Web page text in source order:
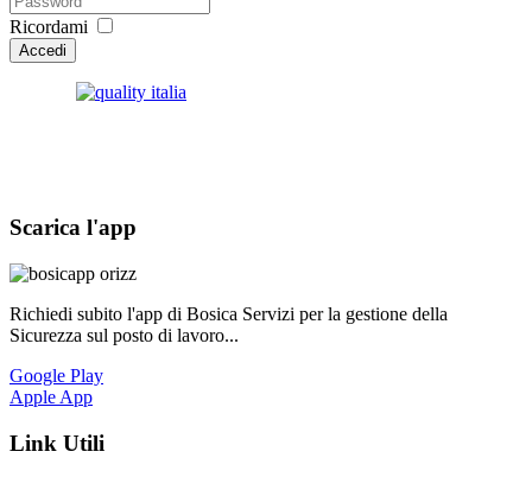
Ricordami
Accedi
Scarica l'app
Richiedi subito l'app di Bosica Servizi per la gestione della
Sicurezza sul posto di lavoro...
Google Play
Apple App
Link Utili